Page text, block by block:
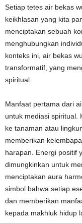
Setiap tetes air bekas
keikhlasan yang kita
menciptakan sebuah
menghubungkan
konteks ini, air bekas
transformatif, yang
spiritual.
Manfaat pertama dari
untuk mediasi spiritual.
ke tanaman atau
memberikan
harapan. Energi positif
dimungkinkan untuk
menciptakan aura
simbol bahwa setiap
dan memberikan
kepada makhluk hidup